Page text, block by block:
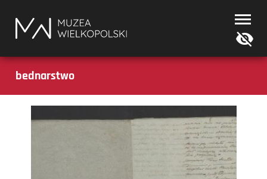
Muzea
Wielkopolski
bednarstwo